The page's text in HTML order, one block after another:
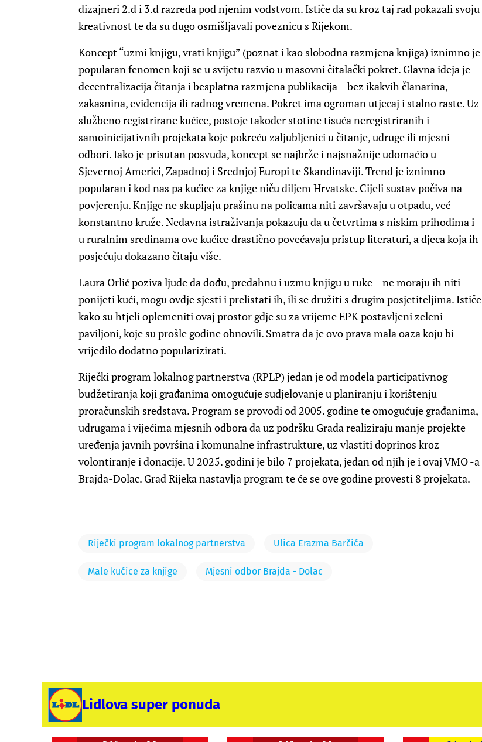
dizajneri 2.d i 3.d razreda pod njenim vodstvom. Ističe da su kroz taj rad pokazali svoju
kreativnost te da su dugo osmišljavali poveznicu s Rijekom.
Koncept “uzmi knjigu, vrati knjigu” (poznat i kao slobodna razmjena knjiga) iznimno je
popularan fenomen koji se u svijetu razvio u masovni čitalački pokret. Glavna ideja je
decentralizacija čitanja i besplatna razmjena publikacija – bez ikakvih članarina,
zakasnina, evidencija ili radnog vremena. Pokret ima ogroman utjecaj i stalno raste. Uz
službeno registrirane kućice, postoje također stotine tisuća neregistriranih i
samoinicijativnih projekata koje pokreću zaljubljenici u čitanje, udruge ili mjesni
odbori. Iako je prisutan posvuda, koncept se najbrže i najsnažnije udomaćio u
Sjevernoj Americi, Zapadnoj i Srednjoj Europi te Skandinaviji. Trend je iznimno
popularan i kod nas pa kućice za knjige niču diljem Hrvatske. Cijeli sustav počiva na
povjerenju. Knjige ne skupljaju prašinu na policama niti završavaju u otpadu, već
konstantno kruže. Nedavna istraživanja pokazuju da u četvrtima s niskim prihodima i
u ruralnim sredinama ove kućice drastično povećavaju pristup literaturi, a djeca koja ih
posjećuju dokazano čitaju više.
Laura Orlić poziva ljude da dođu, predahnu i uzmu knjigu u ruke – ne moraju ih niti
ponijeti kući, mogu ovdje sjesti i prelistati ih, ili se družiti s drugim posjetiteljima. Ističe
kako su htjeli oplemeniti ovaj prostor gdje su za vrijeme EPK postavljeni zeleni
paviljoni, koje su prošle godine obnovili. Smatra da je ovo prava mala oaza koju bi
vrijedilo dodatno popularizirati.
Riječki program lokalnog partnerstva (RPLP) jedan je od modela participativnog
budžetiranja koji građanima omogućuje sudjelovanje u planiranju i korištenju
proračunskih sredstava. Program se provodi od 2005. godine te omogućuje građanima,
udrugama i vijećima mjesnih odbora da uz podršku Grada realiziraju manje projekte
uređenja javnih površina i komunalne infrastrukture, uz vlastiti doprinos kroz
volontiranje i donacije. U 2025. godini je bilo 7 projekata, jedan od njih je i ovaj VMO -a
Brajda-Dolac. Grad Rijeka nastavlja program te će se ove godine provesti 8 projekata.
Riječki program lokalnog partnerstva Ulica Erazma Barčića
Male kućice za knjige Mjesni odbor Brajda - Dolac
Lidlova super ponuda